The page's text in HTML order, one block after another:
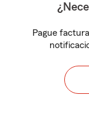
Pague